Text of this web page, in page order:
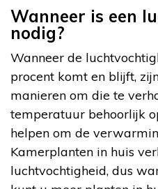
Wanneer is een
nodig?
Wanneer de
procent komt en blijft,
manieren om die te
temperatuur behoorlijk
helpen om de
Kamerplanten in huis
luchtvochtigheid, dus